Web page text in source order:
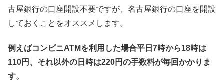
古屋銀行の口座開設不要ですが、名古屋銀行の口座を開設
しておくことをオススメします。
例えばコンビニATMを利用した場合平日7時から18時は
110円、それ以外の日時は220円の手数料が毎回かかりま
す。